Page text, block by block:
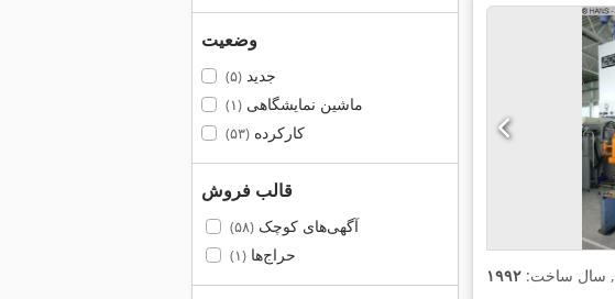
وضعیت
جدید(۵)
ماشین نمایشگاهی(۱)
کارکرده(۵۳)
قالب فروش
آگهی‌های کوچک(۵۸)
حراج‌ها(۱)
, سال ساخت: ۱۹۹۲